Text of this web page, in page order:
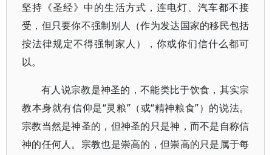
坚持《圣经》中的生活方式，连电灯、汽车都不接
受，但只要你不强制别人（作为发达国家的移民包括
按法律规定不得强制家人），你或你们信什么都可
以。
有人说宗教是神圣的，不能类比于饮食，其实宗
教本身就有信仰是“灵粮”（或“精神粮食”）的说法。
宗教当然是神圣的，但神圣的只是神，而不是自称信
神的任何人。宗教也是崇高的，但崇高的只是属于每